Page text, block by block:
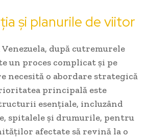
și planurile de viitor
după cutremurele
un proces complicat și pe
necesită o abordare strategică
principală este
esențiale, incluzând
spitalele și drumurile, pentru
afectate să revină la o